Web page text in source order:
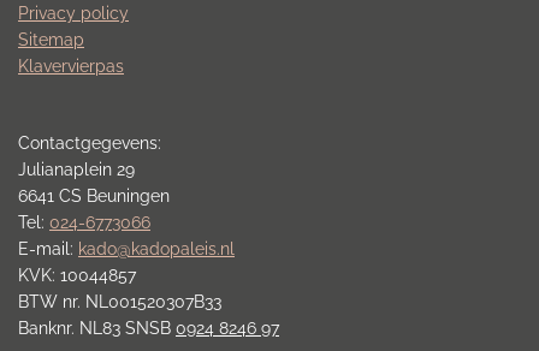
Privacy policy
Sitemap
Klavervierpas
Contactgegevens:
Julianaplein 29
6641 CS Beuningen
Tel: 024-6773066
E-mail: kado@kadopaleis.nl
KVK: 10044857
BTW nr. NL001520307B33
Banknr. NL83 SNSB 0924 8246 97